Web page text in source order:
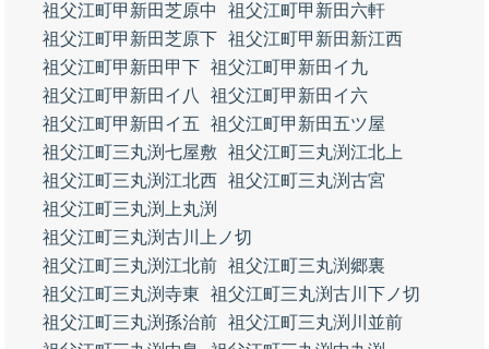
祖父江町甲新田芝原中
祖父江町甲新田六軒
祖父江町甲新田芝原下 祖父江町甲新田新江西
祖父江町甲新田甲下 祖父江町甲新田イ九
祖父江町甲新田イ八
祖父江町甲新田イ六
祖父江町甲新田イ五
祖父江町甲新田五ツ屋
祖父江町三丸渕七屋敷
祖父江町三丸渕江北上
祖父江町三丸渕江北西 祖父江町三丸渕古宮
祖父江町三丸渕上丸渕
祖父江町三丸渕古川上ノ切
祖父江町三丸渕江北前 祖父江町三丸渕郷裏
祖父江町三丸渕寺東
祖父江町三丸渕古川下ノ切
祖父江町三丸渕孫治前 祖父江町三丸渕川並前